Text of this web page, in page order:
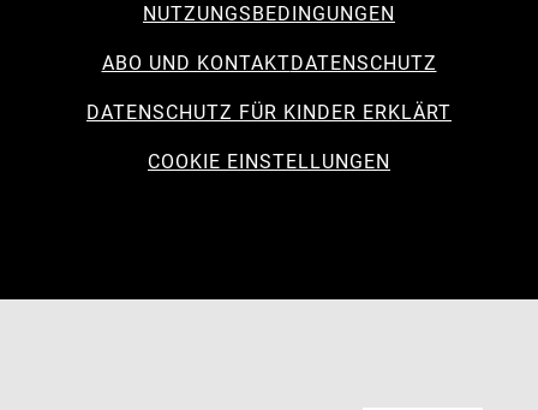
NUTZUNGSBEDINGUNGEN
ABO UND KONTAKTDATENSCHUTZ
DATENSCHUTZ FÜR KINDER ERKLÄRT
COOKIE EINSTELLUNGEN